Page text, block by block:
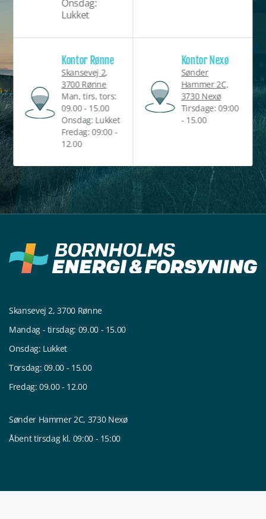
Onsdag:
Lukket
Kontor Rønne
Skansevej 2,
3700 Rønne
Man, tirs, tors:
09.00 - 15.00
Onsdag: Lukket
Fredag: 09:00 -
12.00
Kontor Nexø
Sønder
Hammer 2C,
3730 Nexø
Tirsdage: 09:00
- 15.00
Skansevej 2, 3700 Rønne
Mandag - tirsdag: 09.00 - 15.00
Onsdag: Lukket
Torsdag: 09.00 - 15.00
Fredag: 09.00 - 12.00
Sønder Hammer 2C, 3730 Nexø
Åbent tirsdag kl. 09:00 - 15:00